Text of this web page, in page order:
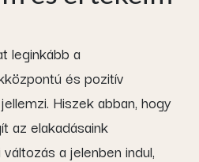
leginkább a
és pozitív
Hiszek abban, hogy
az elakadásaink
a jelenben indul,